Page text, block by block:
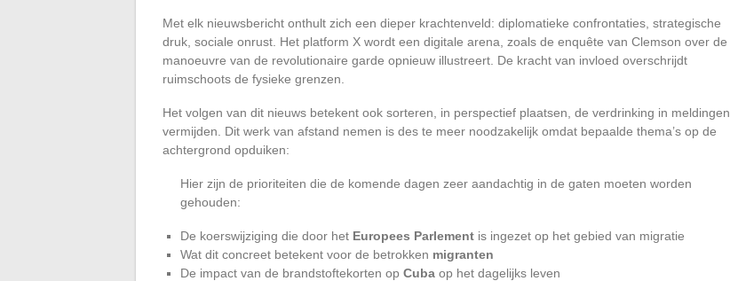
Met elk nieuwsbericht onthult zich een dieper krachtenveld: diplomatieke confrontaties, strategische
druk, sociale onrust. Het platform X wordt een digitale arena, zoals de enquête van Clemson over de
manoeuvre van de revolutionaire garde opnieuw illustreert. De kracht van invloed overschrijdt
ruimschoots de fysieke grenzen.
Het volgen van dit nieuws betekent ook sorteren, in perspectief plaatsen, de verdrinking in meldingen
vermijden. Dit werk van afstand nemen is des te meer noodzakelijk omdat bepaalde thema’s op de
achtergrond opduiken:
Hier zijn de prioriteiten die de komende dagen zeer aandachtig in de gaten moeten worden
gehouden:
De koerswijziging die door het Europees Parlement is ingezet op het gebied van migratie
Wat dit concreet betekent voor de betrokken migranten
De impact van de brandstoftekorten op Cuba op het dagelijks leven